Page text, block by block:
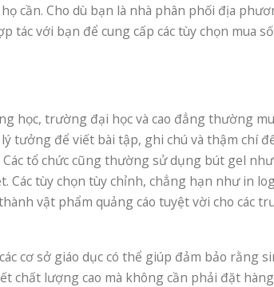
cần. Cho dù bạn là nhà phân phối địa
tác với bạn để cung cấp các tùy chọn mua
học, trường đại học và cao đẳng thường
tưởng để viết bài tập, ghi chú và thậm chí
tổ chức cũng thường sử dụng bút gel
Các tùy chọn tùy chỉnh, chẳng hạn như in
vật phẩm quảng cáo tuyệt vời cho các
cơ sở giáo dục có thể giúp đảm bảo rằng
chất lượng cao mà không cần phải đặt